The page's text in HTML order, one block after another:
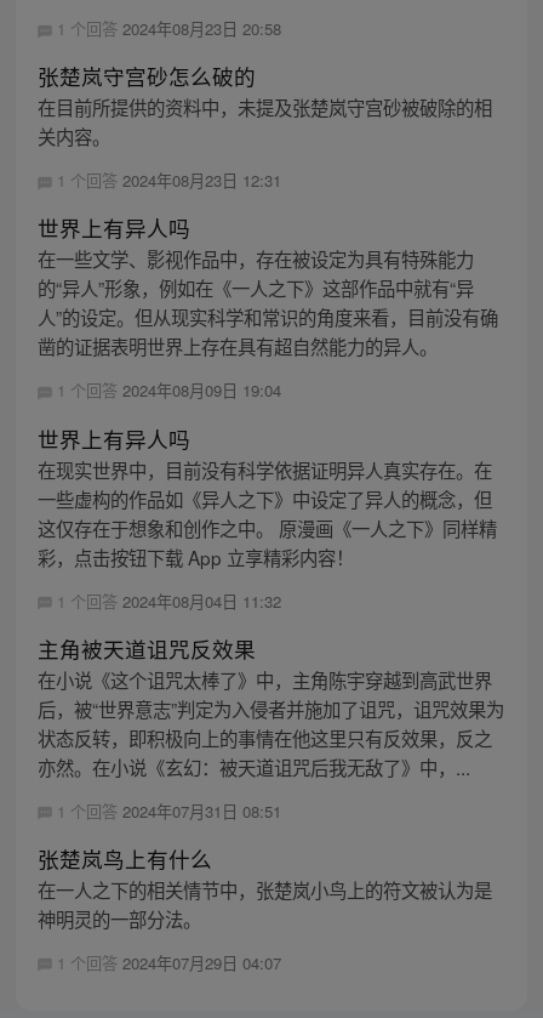
1 个回答 2024年08月23日 20:58
张楚岚守宫砂怎么破的
在目前所提供的资料中，未提及张楚岚守宫砂被破除的相
关内容。
1 个回答 2024年08月23日 12:31
世界上有异人吗
在一些文学、影视作品中，存在被设定为具有特殊能力
的“异人”形象，例如在《一人之下》这部作品中就有“异
人”的设定。但从现实科学和常识的角度来看，目前没有确
凿的证据表明世界上存在具有超自然能力的异人。
1 个回答 2024年08月09日 19:04
世界上有异人吗
在现实世界中，目前没有科学依据证明异人真实存在。在
一些虚构的作品如《异人之下》中设定了异人的概念，但
这仅存在于想象和创作之中。 原漫画《一人之下》同样精
彩，点击按钮下载 App 立享精彩内容！
1 个回答 2024年08月04日 11:32
主角被天道诅咒反效果
在小说《这个诅咒太棒了》中，主角陈宇穿越到高武世界
后，被“世界意志”判定为入侵者并施加了诅咒，诅咒效果为
状态反转，即积极向上的事情在他这里只有反效果，反之
亦然。在小说《玄幻：被天道诅咒后我无敌了》中，...
1 个回答 2024年07月31日 08:51
张楚岚鸟上有什么
在一人之下的相关情节中，张楚岚小鸟上的符文被认为是
神明灵的一部分法。
1 个回答 2024年07月29日 04:07